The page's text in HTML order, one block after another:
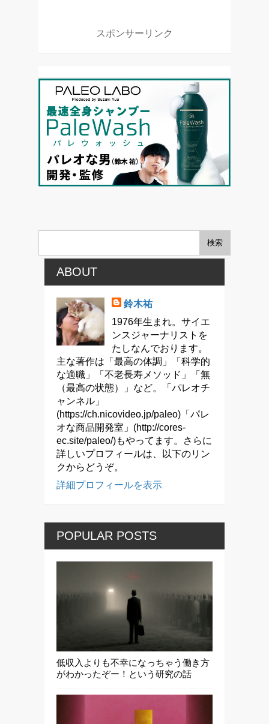
スポンサーリンク
ABOUT
鈴木祐
1976年生まれ。サイエ
ンスジャーナリストを
たしなんでおります。
主な著作は「最高の体調」「科学的
な適職」「不老長寿メソッド」「無
（最高の状態）」など。「パレオチ
ャンネル」
(https://ch.nicovideo.jp/paleo)「パレ
オな商品開発室」(http://cores-
ec.site/paleo/)もやってます。さらに
詳しいプロフィールは、以下のリン
クからどうぞ。
詳細プロフィールを表示
POPULAR POSTS
低収入よりも不幸になっちゃう働き方
がわかったぞー！という研究の話